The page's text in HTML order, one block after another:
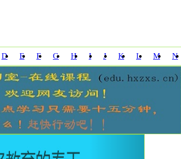
D E F G H I J K L M N
Z